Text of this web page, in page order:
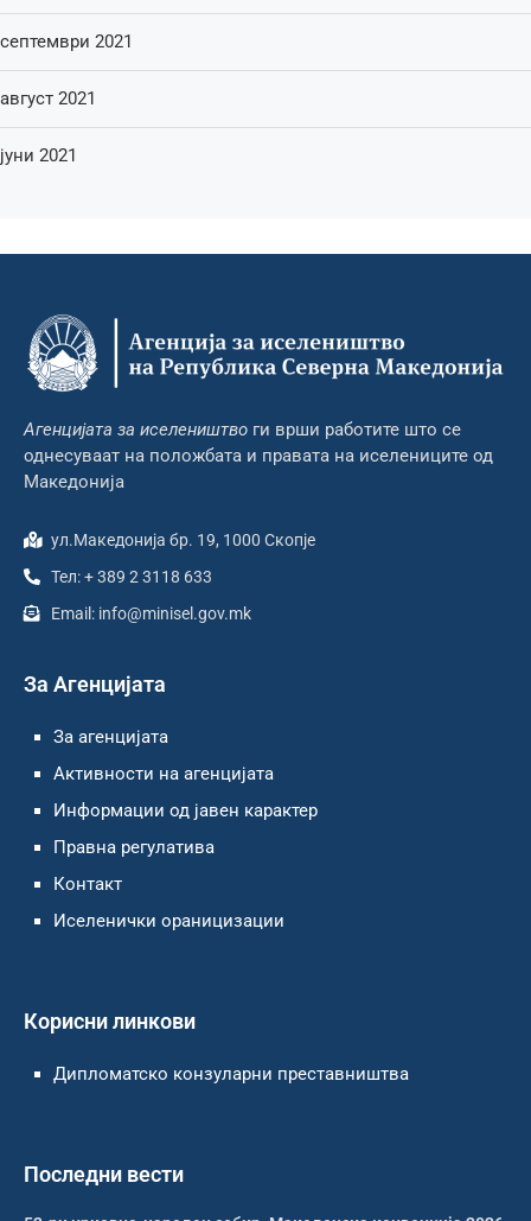
септември 2021
август 2021
јуни 2021
Агенцијата за иселеништво ги врши работите што се
однесуваат на положбата и правата на иселениците од
Македонија
ул.Македонија бр. 19, 1000 Скопје
Тел: + 389 2 3118 633
Email: info@minisel.gov.mk
За Агенцијата
За агенцијата
Активности на агенцијата
Информации од јавен карактер
Правна регулатива
Контакт
Иселенички ораницизации
Корисни линкови
Дипломатско конзуларни преставништва
Последни вести